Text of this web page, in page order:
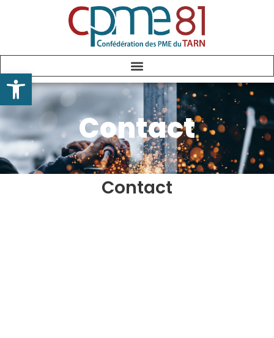
Contact
Contact
Ouvrir la barre d’outils